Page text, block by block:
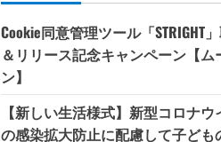
Cookie同意管理ツール「STRIGHT
＆リリース記念キャンペーン【ム
ン】
【新しい生活様式】新型コロナ
の感染拡大防止に配慮して子ども